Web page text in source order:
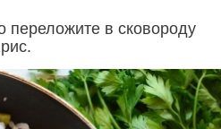
переложите в сковороду